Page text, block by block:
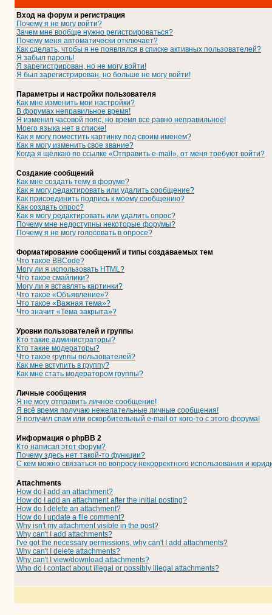
Вход на форум и регистрация
Почему я не могу войти?
Зачем мне вообще нужно регистрироваться?
Почему меня автоматически отключает?
Как сделать, чтобы я не появлялся в списке активных пользователей?
Я забыл пароль!
Я зарегистрирован, но не могу войти!
Я был зарегистрирован, но больше не могу войти!
Параметры и настройки пользователя
Как мне изменить мои настройки?
В форумах неправильное время!
Я изменил часовой пояс, но время все равно неправильное!
Моего языка нет в списке!
Как я могу поместить картинку под своим именем?
Как я могу изменить свое звание?
Когда я щёлкаю по ссылке «Отправить e-mail», от меня требуют войти?
Создание сообщений
Как мне создать тему в форуме?
Как я могу редактировать или удалить сообщение?
Как присоединить подпись к моему сообщению?
Как создать опрос?
Как я могу редактировать или удалить опрос?
Почему мне недоступны некоторые форумы?
Почему я не могу голосовать в опросе?
Форматирование сообщений и типы создаваемых тем
Что такое BBCode?
Могу ли я использовать HTML?
Что такое смайлики?
Могу ли я вставлять картинки?
Что такое «Объявление»?
Что такое «Важная тема»?
Что значит «Тема закрыта»?
Уровни пользователей и группы
Кто такие администраторы?
Кто такие модераторы?
Что такое группы пользователей?
Как мне вступить в группу?
Как мне стать модератором группы?
Личные сообщения
Я не могу отправить личное сообщение!
Я всё время получаю нежелательные личные сообщения!
Я получил спам или оскорбительный e-mail от кого-то с этого форума!
Информация о phpBB 2
Кто написал этот форум?
Почему здесь нет такой-то функции?
С кем можно связаться по вопросу некорректного использования и
Attachments
How do I add an attachment?
How do I add an attachment after the initial posting?
How do I delete an attachment?
How do I update a file comment?
Why isn't my attachment visible in the post?
Why can't I add attachments?
I've got the necessary permissions, why can't I add attachments?
Why can't I delete attachments?
Why can't I view/download attachments?
Who do I contact about illegal or possibly illegal attachments?